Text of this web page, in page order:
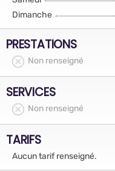
Dimanche
PRESTATIONS
Non renseigné
SERVICES
Non renseigné
TARIFS
Aucun tarif renseigné.